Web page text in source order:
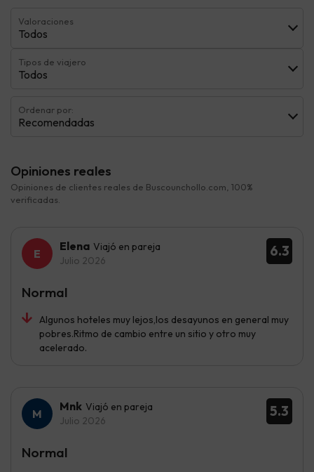
Valoraciones
Todos
Tipos de viajero
Todos
Ordenar por:
Recomendadas
Opiniones reales
Opiniones de clientes reales de Buscounchollo.com, 100%
verificadas.
6.3
Elena Viajó en pareja
Julio 2026
Algunos hoteles muy lejos,los desayunos en general muy
pobres.Ritmo de cambio entre un sitio y otro muy
acelerado.
Normal
5.3
Mnk Viajó en pareja
Julio 2026
Normal